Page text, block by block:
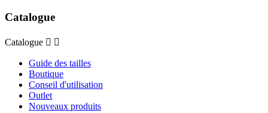
Catalogue
Catalogue  
Guide des tailles
Boutique
Conseil d'utilisation
Outlet
Nouveaux produits